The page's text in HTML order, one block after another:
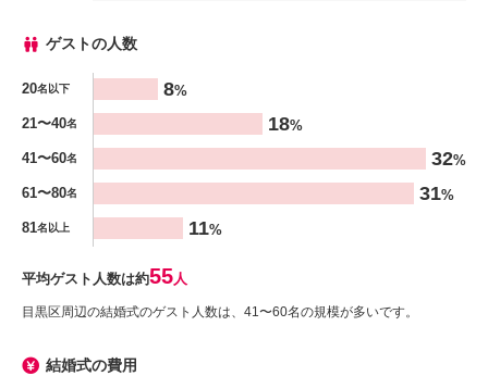
ゲストの人数
人数
20名以下 8%
21〜40名 18%
41〜60名 32%
61〜80名 31%
81名以上 11%
平均ゲスト人数は約55人
目黒区周辺の結婚式のゲスト人数は、41〜60名の規模が多いです。
結婚式の費用